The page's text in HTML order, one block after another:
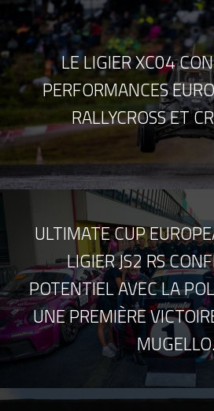
LE LIGIER XC04
PERFORMANCES
RALLYCROSS ET
ULTIMATE CUP
LIGIER JS2 RS
POTENTIEL AVEC LA
UNE PREMIÈRE